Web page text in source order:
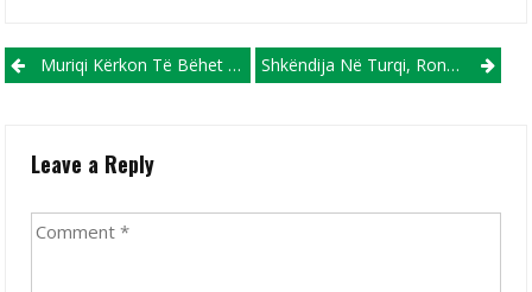
Post navigation
Muriqi Kërkon Të Bëhet Më I Miri I Historisë Së Majorkës! Shkëndija Në Turqi, Ronaldo Webster Në Grenadë Me Xhamajkën E Tij!
Leave a Reply